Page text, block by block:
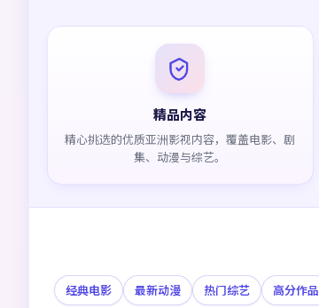
精品内容
精心挑选的优质亚洲影视内容，覆盖电影、剧
集、动漫与综艺。
经典电影 最新动漫 热门综艺 高分作品